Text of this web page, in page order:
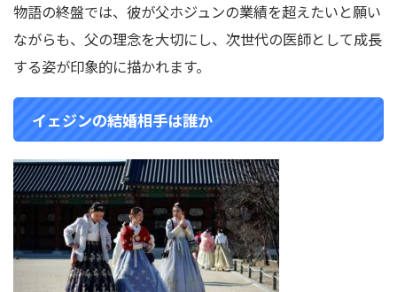
物語の終盤では、彼が父ホジュンの業績を超えたいと願い
ながらも、父の理念を大切にし、次世代の医師として成長
する姿が印象的に描かれます。
イェジンの結婚相手は誰か